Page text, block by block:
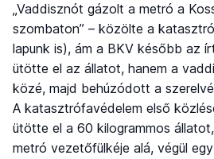
„Vaddisznót gázolt a metró a
szombaton” – közölte a
lapunk is), ám a BKV később az
ütötte el az állatot, hanem a
közé, majd behúzódott a
A katasztrófavédelem első
ütötte el a 60 kilogrammos
metró vezetőfülkéje alá, végül